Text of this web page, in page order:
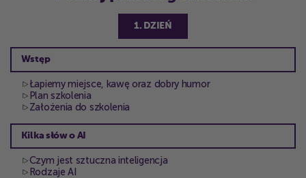
1. DZIEŃ
Wstęp
Łapiemy miejsce, kawę oraz dobry humor
Plan szkolenia
Założenia do szkolenia
Kilka słów o AI
Czym jest sztuczna inteligencja
Rodzaje AI